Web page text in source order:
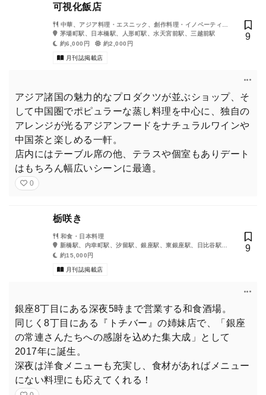
可視化飯店
中華、アジア料理・エスニック、創作料理・イノベーティ
ブ・フュージョン、ワイン、日本酒・焼酎
茅場町駅、日本橋駅、人形町駅、水天宮前駅、三越前駅
約6,000円
約2,000円
月刊誌掲載店
9
アジア諸国の魅力的なプロダクツが並ぶショップ、そ
して中国圏でポピュラーな蒸し料理を中心に、独自の
アレンジが光るアジアンフードをナチュラルワインや
中国茶と楽しめる一軒。
店内にはテーブル席の他、テラスや個室もありデート
はもちろん幅広いシーンに最適。
0
栃咲き
和食・日本料理
新橋駅、内幸町駅、汐留駅、銀座駅、東銀座駅、日比谷駅、
築地市場駅
約15,000円
月刊誌掲載店
9
銀座8丁目にある深夜5時まで営業する和食酒場。
同じく8丁目にある『トチバー』の姉妹店で、「銀座
の常連さんたちへの感謝を込めた集大成」として
2017年に誕生。
深夜は洋食メニューも充実し、食材があればメニュー
にない料理にも応えてくれる！